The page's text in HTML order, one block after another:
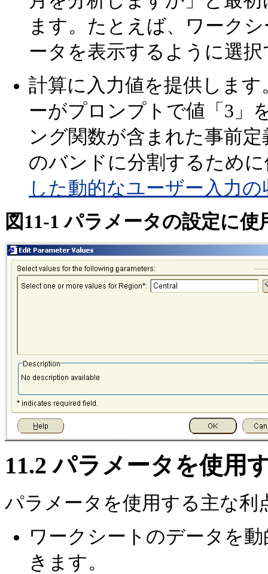
ます。たとえば、ワーク
ータを表示するように選
計算に入力値を提供しま
ーがプロンプトで値「3」
ング関数が含まれた事前
のバンドに分割するため
した動的なユーザー入力の
図11-1 パラメータの設定に
11.2 パラメータを使用
パラメータを使用する主な利
ワークシートのデータを
きます。